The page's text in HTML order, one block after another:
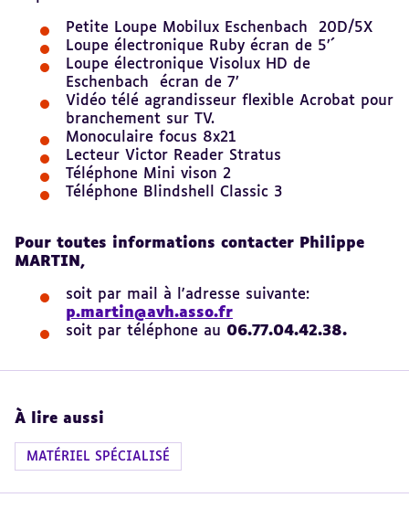
Petite Loupe Mobilux Eschenbach 20D/5X
Loupe électronique Ruby écran de 5’´
Loupe électronique Visolux HD de
Eschenbach écran de 7’
Vidéo télé agrandisseur flexible Acrobat pour
branchement sur TV.
Monoculaire focus 8x21
Lecteur Victor Reader Stratus
Téléphone Mini vison 2
Téléphone Blindshell Classic 3
Pour toutes informations contacter Philippe
MARTIN,
soit par mail à l'adresse suivante:
p.martin@avh.asso.fr
soit par téléphone au 06.77.04.42.38.
À lire aussi
MATÉRIEL SPÉCIALISÉ